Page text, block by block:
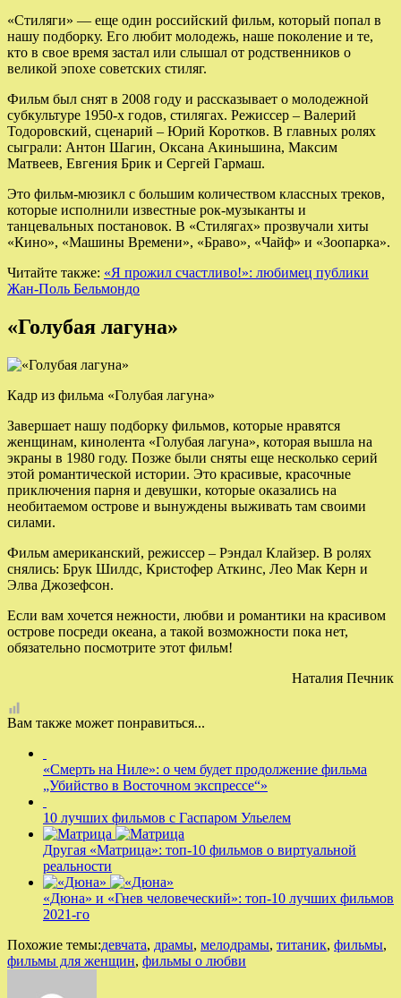
«Стиляги» — еще один российский фильм, который попал в
нашу подборку. Его любит молодежь, наше поколение и те,
кто в свое время застал или слышал от родственников о
великой эпохе советских стиляг.
Фильм был снят в 2008 году и рассказывает о молодежной
субкультуре 1950-х годов, стилягах. Режиссер – Валерий
Тодоровский, сценарий – Юрий Коротков. В главных ролях
сыграли: Антон Шагин, Оксана Акиньшина, Максим
Матвеев, Евгения Брик и Сергей Гармаш.
Это фильм-мюзикл с большим количеством классных треков,
которые исполнили известные рок-музыканты и
танцевальных постановок. В «Стилягах» прозвучали хиты
«Кино», «Машины Времени», «Браво», «Чайф» и «Зоопарка».
Читайте также: «Я прожил счастливо!»: любимец публики
Жан-Поль Бельмондо
«Голубая лагуна»
Кадр из фильма «Голубая лагуна»
Завершает нашу подборку фильмов, которые нравятся
женщинам, кинолента «Голубая лагуна», которая вышла на
экраны в 1980 году. Позже были сняты еще несколько серий
этой романтической истории. Это красивые, красочные
приключения парня и девушки, которые оказались на
необитаемом острове и вынуждены выживать там своими
силами.
Фильм американский, режиссер – Рэндал Клайзер. В ролях
снялись: Брук Шилдс, Кристофер Аткинс, Лео Мак Керн и
Элва Джозефсон.
Если вам хочется нежности, любви и романтики на красивом
острове посреди океана, а такой возможности пока нет,
обязательно посмотрите этот фильм!
Наталия Печник
Вам также может понравиться...
«Смерть на Ниле»: о чем будет продолжение фильма
„Убийство в Восточном экспрессе“»
10 лучших фильмов с Гаспаром Ульелем
Другая «Матрица»: топ-10 фильмов о виртуальной
реальности
«Дюна» и «Гнев человеческий»: топ-10 лучших фильмов
2021-го
Похожие темы:девчата, драмы, мелодрамы, титаник, фильмы,
фильмы для женщин, фильмы о любви